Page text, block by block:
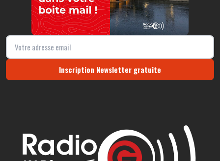
Inscription Newsletter gratuite